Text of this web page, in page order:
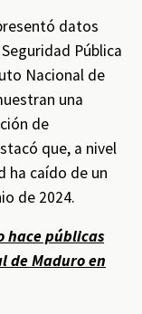
datos
Pública
Nacional de
una
de
que, a nivel
ha caído de un
de 2024.
hace públicas
de Maduro en